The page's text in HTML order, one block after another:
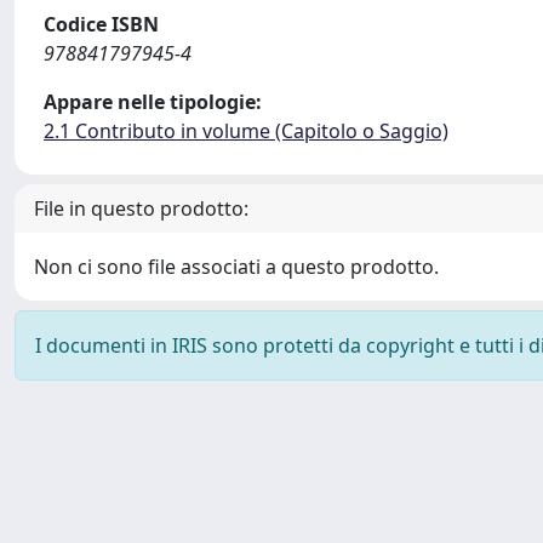
Codice ISBN
978841797945-4
Appare nelle tipologie:
2.1 Contributo in volume (Capitolo o Saggio)
File in questo prodotto:
Non ci sono file associati a questo prodotto.
I documenti in IRIS sono protetti da copyright e tutti i